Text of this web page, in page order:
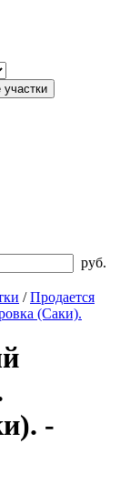
руб.
/Продается
(Саки).
-